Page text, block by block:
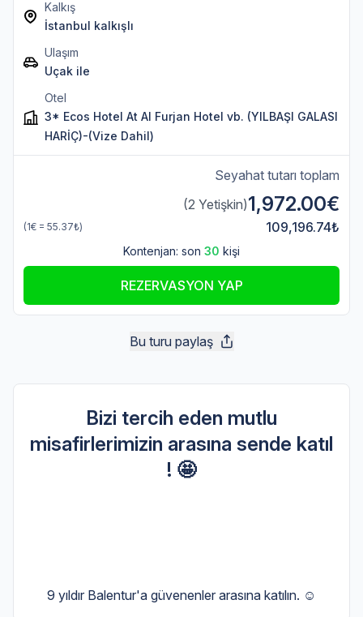
Kalkış
İstanbul kalkışlı
Ulaşım
Uçak ile
Otel
3* Ecos Hotel At Al Furjan Hotel vb. (YILBAŞI GALASI
HARİÇ)-(Vize Dahil)
Seyahat tutarı toplam
(2 Yetişkin)1,972.00€
(1€ = 55.37₺) 109,196.74₺
Kontenjan: son 30 kişi
REZERVASYON YAP
Bu turu paylaş
Bizi tercih eden mutlu
misafirlerimizin arasına sende katıl
! 🤩
9 yıldır Balentur'a güvenenler arasına katılın. ☺️